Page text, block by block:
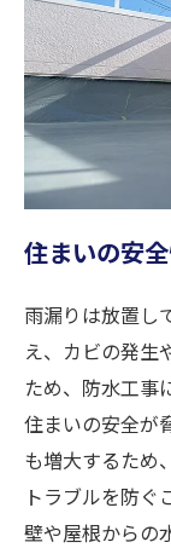
住まいの安
雨漏りは放置し
え、カビの発生
ため、防水工事
住まいの安全が
も増大するため
トラブルを防ぐ
壁や屋根からの